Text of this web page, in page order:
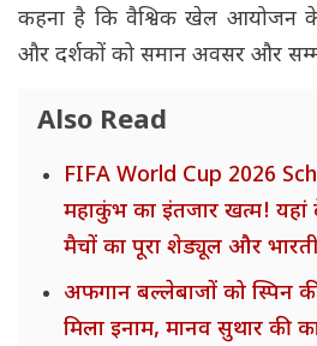
कहना है कि वैश्विक खेल आयोजन के
और दर्शकों को समान अवसर और
Also Read
FIFA World Cup 2026
महाकुंभ का इंतजार खत्म!
मैचों का पूरा शेड्यूल और
अफगान बल्लेबाजों को स्पिन
मिला इनाम, मानव सुथार की